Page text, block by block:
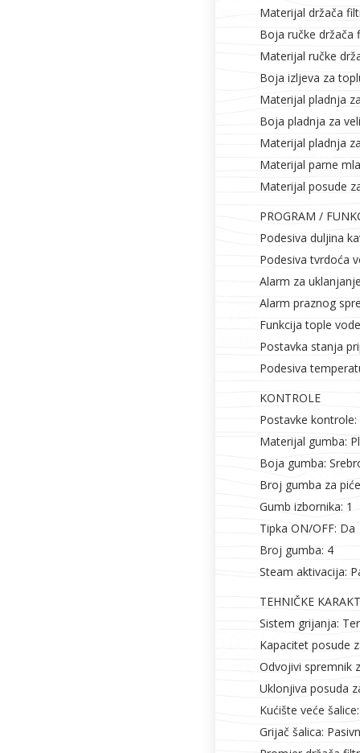
Materijal držača
Boja ručke držača
Materijal ručke
Boja izljeva za
Materijal pladnja
Boja pladnja za
Materijal pladnja
Materijal parne
Materijal posude
PROGRAM /
Podesiva duljina
Podesiva tvrdoća
Alarm za
Alarm praznog
Funkcija tople
Postavka stanja
Podesiva
KONTROLE
Postavke
Materijal gumba:
Boja gumba:
Broj gumba za
Gumb izbornika: 1
Tipka ON/OFF: Da
Broj gumba: 4
Steam aktivacija:
TEHNIČKE
Sistem grijanja:
Kapacitet posude
Odvojivi spremnik
Uklonjiva posuda
Kućište veće
Grijač šalica: